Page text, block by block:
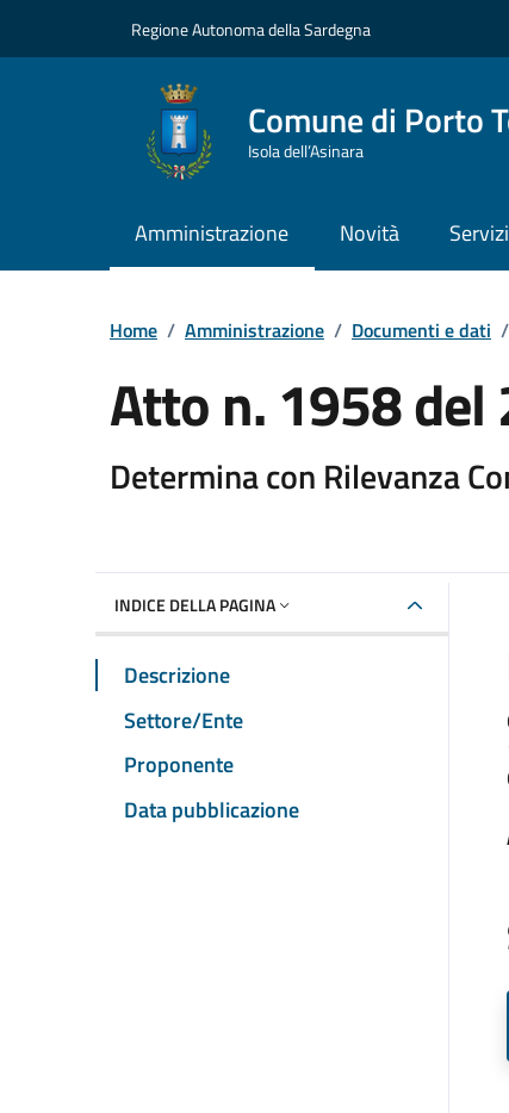
Regione Autonoma della Sardegna
Comune di Porto
Isola dell’Asinara
Amministrazione Novità Servizi
Home / Amministrazione / Documenti e dati /
Atto n. 1958
Determina con Rilevanza
INDICE DELLA PAGINA
Descrizione
Settore/Ente
Proponente
Data pubblicazione